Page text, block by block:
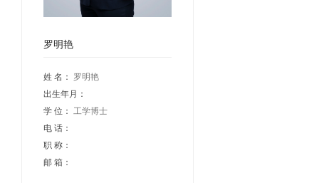
罗明艳
姓 名：
罗明艳
出生年月：
学 位： 工学博士
电 话：
职 称：
邮 箱：